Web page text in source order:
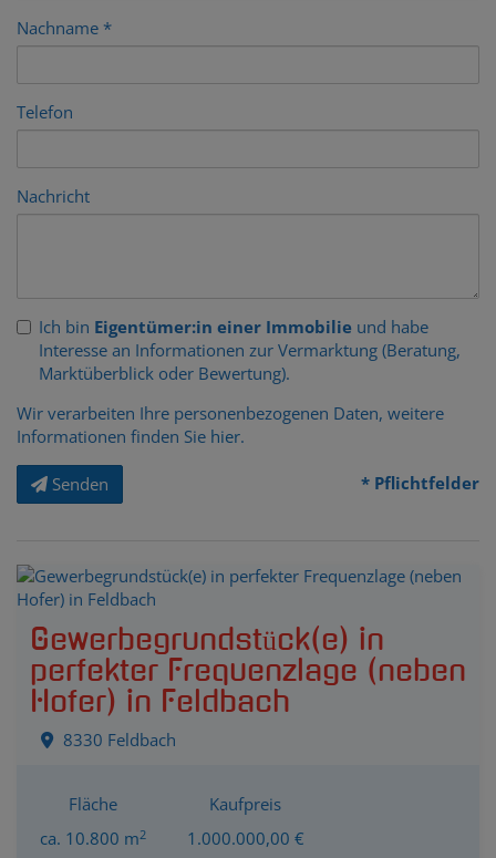
Nachname
Telefon
Nachricht
Ich bin Eigentümer:in einer Immobilie und habe
Interesse an Informationen zur Vermarktung (Beratung,
Marktüberblick oder Bewertung).
Wir verarbeiten Ihre personenbezogenen Daten, weitere
Informationen finden Sie hier.
Senden * Pflichtfelder
Gewerbegrundstück(e) in
perfekter Frequenzlage (neben
Hofer) in Feldbach
8330 Feldbach
Fläche
ca. 10.800 m2
Kaufpreis
1.000.000,00 €